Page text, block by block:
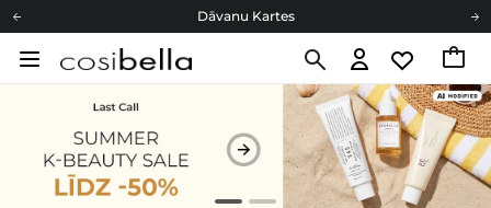
Dāvanu Kartes
Cosibella lojalitātes programma